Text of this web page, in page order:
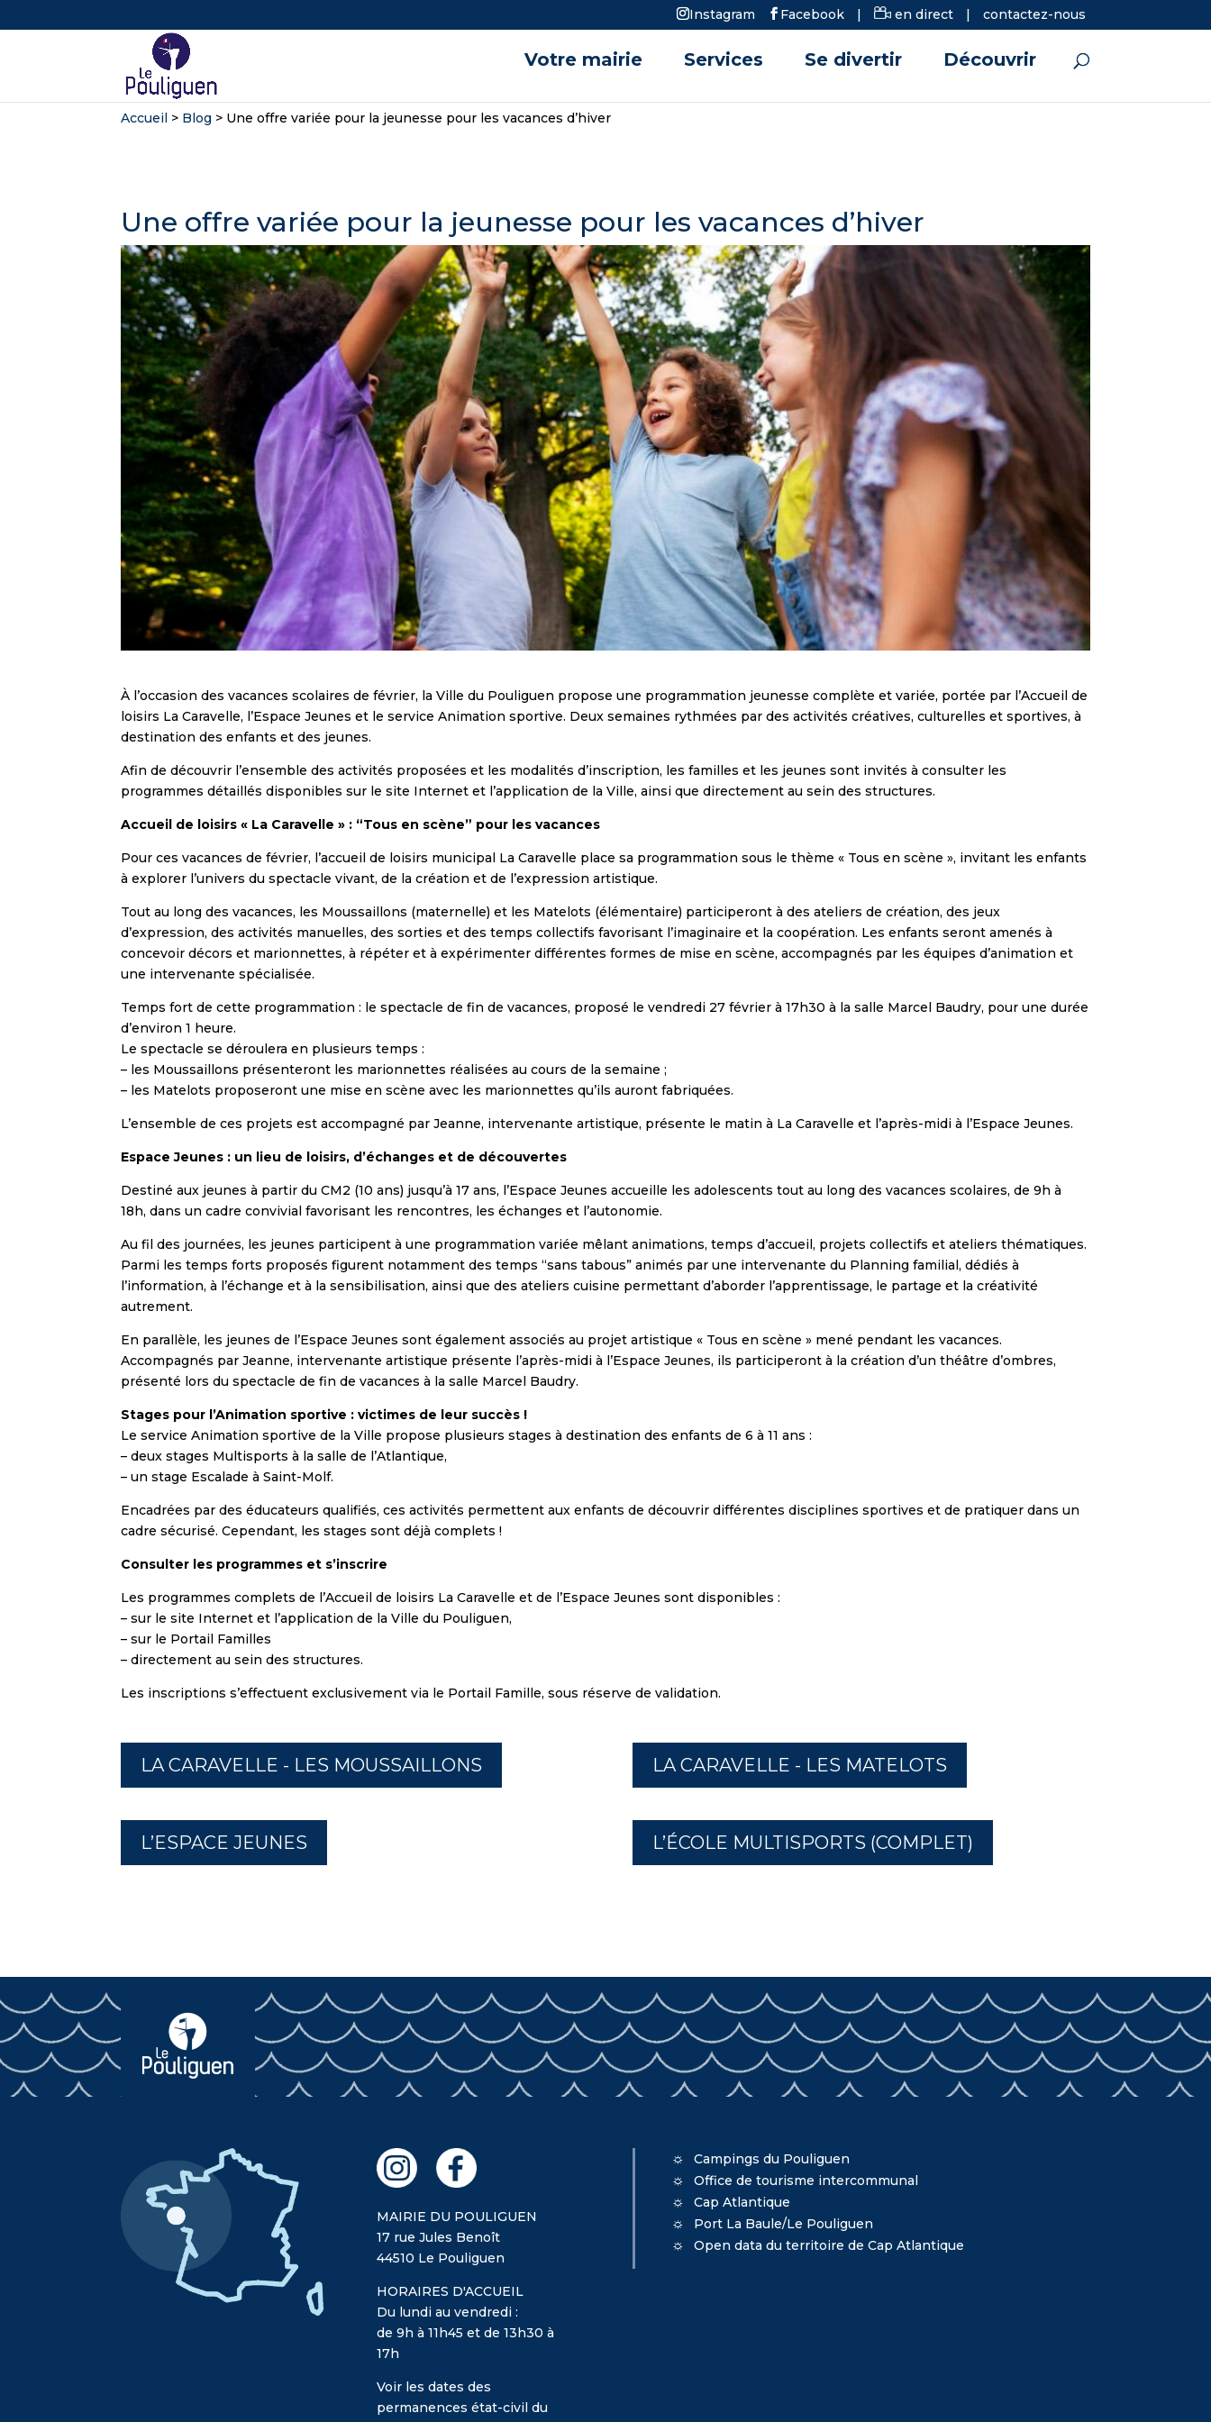
Instagram Facebook | en direct | contactez-nous
Votre mairie Services Se divertir Découvrir
Accueil > Blog > Une offre variée pour la jeunesse pour les vacances d’hiver
Une offre variée pour la jeunesse pour les vacances d’hiver
À l’occasion des vacances scolaires de février, la Ville du Pouliguen propose une programmation jeunesse complète et variée, portée par l’Accueil de
loisirs La Caravelle, l’Espace Jeunes et le service Animation sportive. Deux semaines rythmées par des activités créatives, culturelles et sportives, à
destination des enfants et des jeunes.
Afin de découvrir l’ensemble des activités proposées et les modalités d’inscription, les familles et les jeunes sont invités à consulter les
programmes détaillés disponibles sur le site Internet et l’application de la Ville, ainsi que directement au sein des structures.
Accueil de loisirs « La Caravelle » : “Tous en scène” pour les vacances
Pour ces vacances de février, l’accueil de loisirs municipal La Caravelle place sa programmation sous le thème « Tous en scène », invitant les enfants
à explorer l’univers du spectacle vivant, de la création et de l’expression artistique.
Tout au long des vacances, les Moussaillons (maternelle) et les Matelots (élémentaire) participeront à des ateliers de création, des jeux
d’expression, des activités manuelles, des sorties et des temps collectifs favorisant l’imaginaire et la coopération. Les enfants seront amenés à
concevoir décors et marionnettes, à répéter et à expérimenter différentes formes de mise en scène, accompagnés par les équipes d’animation et
une intervenante spécialisée.
Temps fort de cette programmation : le spectacle de fin de vacances, proposé le vendredi 27 février à 17h30 à la salle Marcel Baudry, pour une durée
d’environ 1 heure.
Le spectacle se déroulera en plusieurs temps :
– les Moussaillons présenteront les marionnettes réalisées au cours de la semaine ;
– les Matelots proposeront une mise en scène avec les marionnettes qu’ils auront fabriquées.
L’ensemble de ces projets est accompagné par Jeanne, intervenante artistique, présente le matin à La Caravelle et l’après-midi à l’Espace Jeunes.
Espace Jeunes : un lieu de loisirs, d’échanges et de découvertes
Destiné aux jeunes à partir du CM2 (10 ans) jusqu’à 17 ans, l’Espace Jeunes accueille les adolescents tout au long des vacances scolaires, de 9h à
18h, dans un cadre convivial favorisant les rencontres, les échanges et l’autonomie.
Au fil des journées, les jeunes participent à une programmation variée mêlant animations, temps d’accueil, projets collectifs et ateliers thématiques.
Parmi les temps forts proposés figurent notamment des temps “sans tabous” animés par une intervenante du Planning familial, dédiés à
l’information, à l’échange et à la sensibilisation, ainsi que des ateliers cuisine permettant d’aborder l’apprentissage, le partage et la créativité
autrement.
En parallèle, les jeunes de l’Espace Jeunes sont également associés au projet artistique « Tous en scène » mené pendant les vacances.
Accompagnés par Jeanne, intervenante artistique présente l’après-midi à l’Espace Jeunes, ils participeront à la création d’un théâtre d’ombres,
présenté lors du spectacle de fin de vacances à la salle Marcel Baudry.
Stages pour l’Animation sportive : victimes de leur succès !
Le service Animation sportive de la Ville propose plusieurs stages à destination des enfants de 6 à 11 ans :
– deux stages Multisports à la salle de l’Atlantique,
– un stage Escalade à Saint-Molf.
Encadrées par des éducateurs qualifiés, ces activités permettent aux enfants de découvrir différentes disciplines sportives et de pratiquer dans un
cadre sécurisé. Cependant, les stages sont déjà complets !
Consulter les programmes et s’inscrire
Les programmes complets de l’Accueil de loisirs La Caravelle et de l’Espace Jeunes sont disponibles :
– sur le site Internet et l’application de la Ville du Pouliguen,
– sur le Portail Familles
– directement au sein des structures.
Les inscriptions s’effectuent exclusivement via le Portail Famille, sous réserve de validation.
LA CARAVELLE - LES MOUSSAILLONS
L’ESPACE JEUNES
LA CARAVELLE - LES MATELOTS
L’ÉCOLE MULTISPORTS (COMPLET)
MAIRIE DU POULIGUEN
17 rue Jules Benoît
44510 Le Pouliguen
HORAIRES D'ACCUEIL
Du lundi au vendredi :
de 9h à 11h45 et de 13h30 à
17h
Voir les dates des
permanences état-civil du
Campings du Pouliguen
Office de tourisme intercommunal
Cap Atlantique
Port La Baule/Le Pouliguen
Open data du territoire de Cap Atlantique